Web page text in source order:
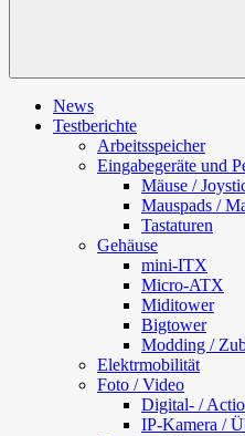
News
Testberichte
Arbeitsspeicher
Eingabegeräte und
Mäuse /
Mauspads /
Tastaturen
Gehäuse
mini-ITX
Micro-ATX
Miditower
Bigtower
Modding /
Elektrmobilität
Foto / Video
Digital- /
IP-Kamera /